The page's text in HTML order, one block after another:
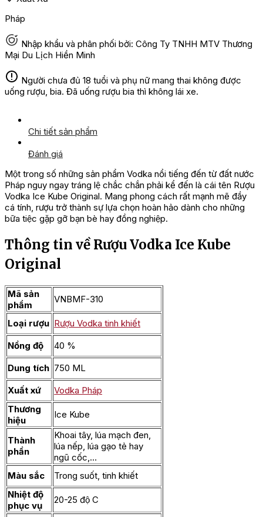
Pháp
Nhập khẩu và phân phối bởi: Công Ty TNHH MTV Thương
Mại Du Lịch Hiền Minh
Người chưa đủ 18 tuổi và phụ nữ mang thai không được
uống rượu, bia. Đã uống rượu bia thì không lái xe.
Chi tiết sản phẩm
Đánh giá
Một trong số những sản phẩm Vodka nổi tiếng đến từ đất nước
Pháp nguy ngay tráng lệ chắc chắn phải kể đến là cái tên Rượu
Vodka Ice Kube Original. Mang phong cách rất mạnh mẽ đầy
cá tính, rượu trở thành sự lựa chọn hoàn hảo dành cho những
bữa tiệc gặp gỡ bạn bè hay đồng nghiệp.
Thông tin về Rượu Vodka Ice Kube
Original
Mã sản
phẩm
VNBMF-310
Loại rượu Rượu Vodka tinh khiết
Nồng độ
40 %
Dung tích 750 ML
Xuất xứ
Vodka Pháp
Thương
hiệu
Ice Kube
Thành
phần
Khoai tây, lúa mạch đen,
lúa nếp, lúa gạo tẻ hay
ngũ cốc,…
Màu sắc
Trong suốt, tinh khiết
Nhiệt độ
phục vụ
20-25 độ C